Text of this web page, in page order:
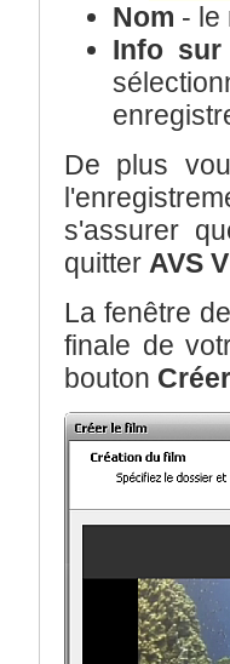
Nom - le
Info
De plus
s'assurer
quitter AVS
La fenêtre
finale de
bouton Créer